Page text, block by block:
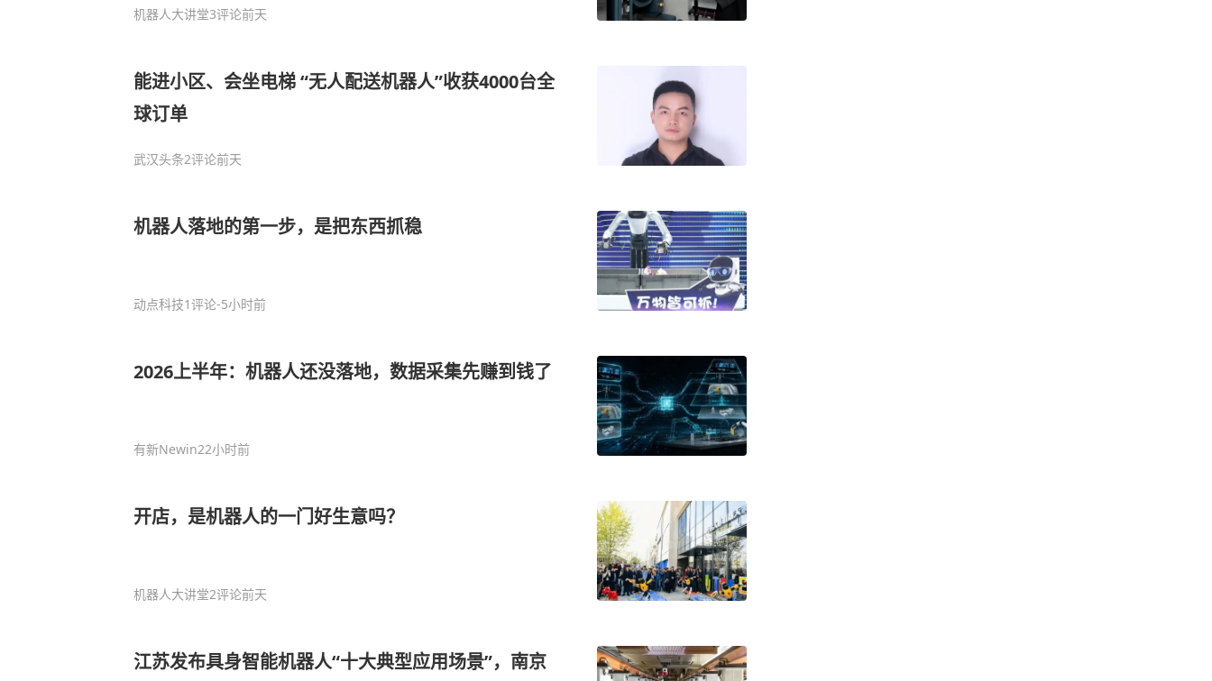
机器人大讲堂3评论前天
能进小区、会坐电梯 “无人配送机器人”收获4000台全
球订单
武汉头条2评论前天
机器人落地的第一步，是把东西抓稳
动点科技1评论-5小时前
2026上半年：机器人还没落地，数据采集先赚到钱了
有新Newin22小时前
开店，是机器人的一门好生意吗？
机器人大讲堂2评论前天
江苏发布具身智能机器人“十大典型应用场景”，南京